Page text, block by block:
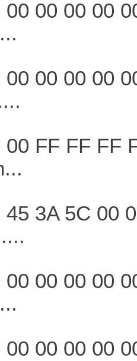
00 00 00 00
00 00 00 00
00 FF FF FF
45 3A 5C 00
00 00 00 00
00 00 00 00